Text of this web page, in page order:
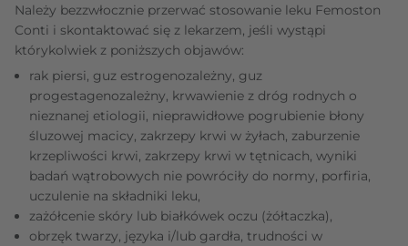
Należy bezzwłocznie przerwać stosowanie leku Femoston
Conti i skontaktować się z lekarzem, jeśli wystąpi
którykolwiek z poniższych objawów:
rak piersi, guz estrogenozależny, guz
progestagenozależny, krwawienie z dróg rodnych o
nieznanej etiologii, nieprawidłowe pogrubienie błony
śluzowej macicy, zakrzepy krwi w żyłach, zaburzenie
krzepliwości krwi, zakrzepy krwi w tętnicach, wyniki
badań wątrobowych nie powróciły do normy, porfiria,
uczulenie na składniki leku,
zażółcenie skóry lub białkówek oczu (żółtaczka),
obrzęk twarzy, języka i/lub gardła, trudności w